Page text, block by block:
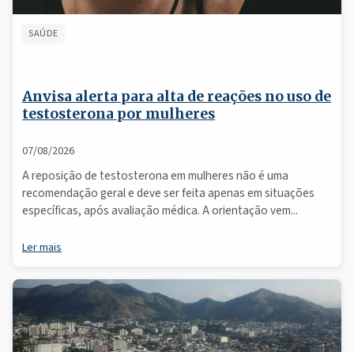
SAÚDE
Anvisa alerta para alta de reações no uso de
testosterona por mulheres
07/08/2026
A reposição de testosterona em mulheres não é uma
recomendação geral e deve ser feita apenas em situações
específicas, após avaliação médica. A orientação vem...
Ler mais